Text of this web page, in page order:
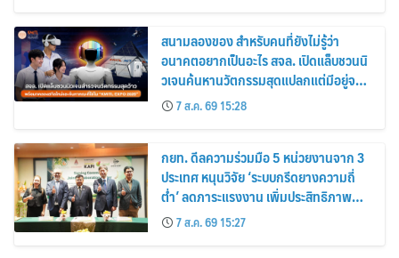
สนามลองของ สำหรับคนที่ยังไม่รู้ว่า
อนาคตอยากเป็นอะไร สจล. เปิดแล็บชวนนิ
วเจนค้นหานวัตกรรมสุดแปลกแต่มีอยู่จริง
พร้อมทดลองสกิลใหม่และค้นหาคณะที่ใช่
ใน “KMITL EXPO 2026”
7 ส.ค. 69 15:28
กยท. ดีลความร่วมมือ 5 หน่วยงานจาก 3
ประเทศ หนุนวิจัย ‘ระบบกรีดยางความถี่
ต่ำ’ ลดภาระแรงงาน เพิ่มประสิทธิภาพ
การจัดการสวนยาง เสริมคุณภาพผลผลิต
ยาง
7 ส.ค. 69 15:27